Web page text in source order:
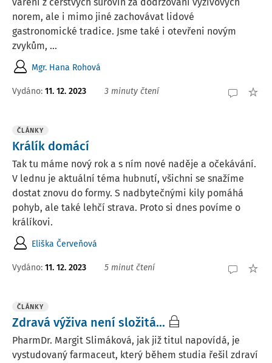
norem, ale i mimo jiné zachovávat lidové
gastronomické tradice. Jsme také i otevřeni novým
zvykům, ...
Mgr. Hana Rohová
Vydáno: 11. 12. 2023 3 minuty čtení
ČLÁNKY
Králík domácí
Tak tu máme nový rok a s ním nové naděje a očekávání.
V lednu je aktuální téma hubnutí, všichni se snažíme
dostat znovu do formy. S nadbytečnými kily pomáhá
pohyb, ale také lehčí strava. Proto si dnes povíme o
králíkovi.
Eliška Červeňová
Vydáno: 11. 12. 2023 5 minut čtení
ČLÁNKY
Zdravá výživa není složitá...
PharmDr. Margit Slimáková, jak již titul napovídá, je
vystudovaný farmaceut, který během studia řešil zdraví